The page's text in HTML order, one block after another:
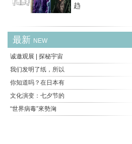
趋
最新 NEW
诚邀观展 | 探秘宇宙
我们发明了纸，所以
你知道吗？在日本有
文化演变：七夕节的
“世界病毒”來勢洶